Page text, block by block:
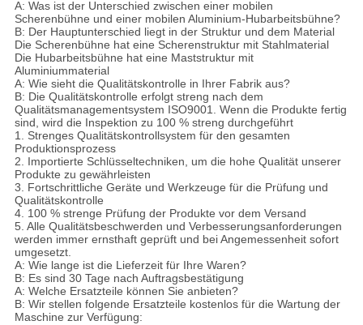
A: Was ist der Unterschied zwischen einer mobilen
Scherenbühne und einer mobilen Aluminium-Hubarbeitsbühne?
B: Der Hauptunterschied liegt in der Struktur und dem Material
Die Scherenbühne hat eine Scherenstruktur mit Stahlmaterial
Die Hubarbeitsbühne hat eine Maststruktur mit
Aluminiummaterial
A: Wie sieht die Qualitätskontrolle in Ihrer Fabrik aus?
B: Die Qualitätskontrolle erfolgt streng nach dem
Qualitätsmanagementsystem ISO9001. Wenn die Produkte fertig
sind, wird die Inspektion zu 100 % streng durchgeführt
1. Strenges Qualitätskontrollsystem für den gesamten
Produktionsprozess
2. Importierte Schlüsseltechniken, um die hohe Qualität unserer
Produkte zu gewährleisten
3. Fortschrittliche Geräte und Werkzeuge für die Prüfung und
Qualitätskontrolle
4. 100 % strenge Prüfung der Produkte vor dem Versand
5. Alle Qualitätsbeschwerden und Verbesserungsanforderungen
werden immer ernsthaft geprüft und bei Angemessenheit sofort
umgesetzt.
A: Wie lange ist die Lieferzeit für Ihre Waren?
B: Es sind 30 Tage nach Auftragsbestätigung
A: Welche Ersatzteile können Sie anbieten?
B: Wir stellen folgende Ersatzteile kostenlos für die Wartung der
Maschine zur Verfügung: